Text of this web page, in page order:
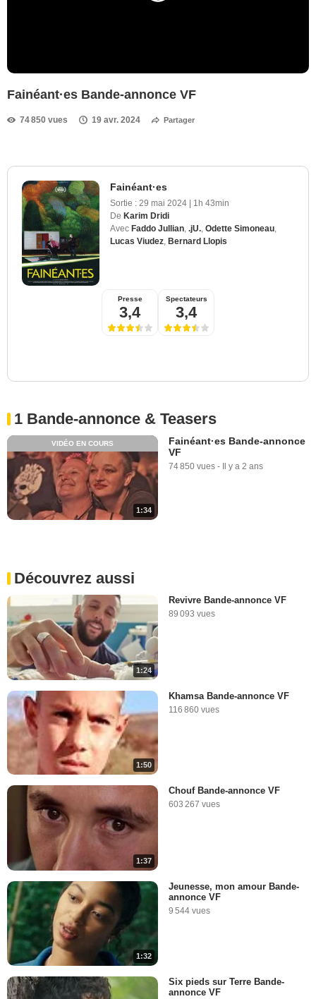
Fainéant·es Bande-annonce VF
74 850 vues 19 avr. 2024 Partager
Fainéant·es
Sortie : 29 mai 2024 | 1h 43min
De Karim Dridi
Avec Faddo Jullian .jU. Odette Simoneau
Lucas Viudez Bernard Llopis
Presse
3,4
Spectateurs
3,4
1 Bande-annonce & Teasers
1:34
VIDÉO EN COURS
Fainéant·es Bande-annonce
VF
74 850 vues - Il y a 2 ans
Découvrez aussi
1:24
Revivre Bande-annonce VF
89 093 vues
1:50
Khamsa Bande-annonce VF
116 860 vues
1:37
Chouf Bande-annonce VF
603 267 vues
1:32
Jeunesse, mon amour Bande-
annonce VF
9 544 vues
Six pieds sur Terre Bande-
annonce VF